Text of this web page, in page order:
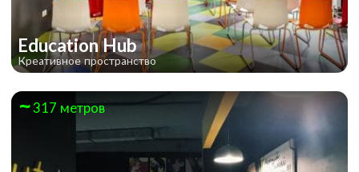
Education Hub
Креативное пространство
317 метров